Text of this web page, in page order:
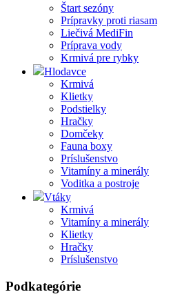
Štart sezóny
Prípravky proti riasam
Liečivá MediFin
Príprava vody
Krmivá pre rybky
Hlodavce
Krmivá
Klietky
Podstielky
Hračky
Domčeky
Fauna boxy
Príslušenstvo
Vitamíny a minerály
Voditka a postroje
Vtáky
Krmivá
Vitamíny a minerály
Klietky
Hračky
Príslušenstvo
Podkategórie